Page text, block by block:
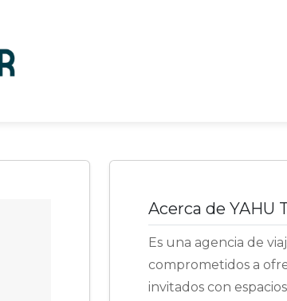
YAHU
Acerca de YAHU
Es una agencia de
comprometidos a
invitados con